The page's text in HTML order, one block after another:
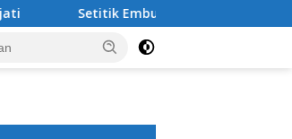
Setitik Embun di Padang Pasir